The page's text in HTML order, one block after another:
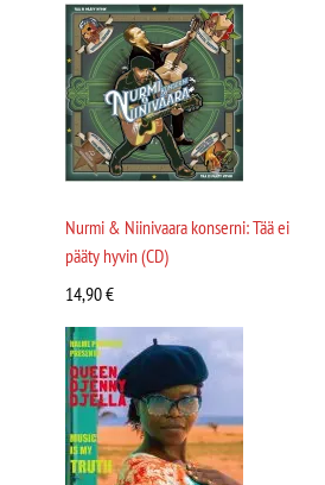
Nurmi & Niinivaara konserni: Tää ei
pääty hyvin (CD)
14,90€